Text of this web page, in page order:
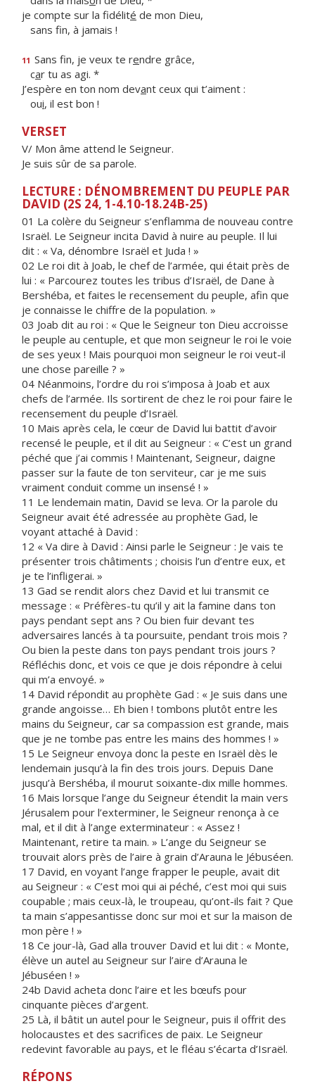
je compte sur la fidélité de mon Dieu,
sans fn, à jamais !
11 Sans fin, je veux te rendre grâce,
car tu as agi. *
J’espère en ton nom devant ceux qui t’aiment :
oui, il est bon !
VERSET
V/ Mon âme attend le Seigneur.
Je suis sûr de sa parole.
LECTURE : DÉNOMBREMENT DU PEUPLE PAR
DAVID (2S 24, 1-4.10-18.24B-25)
01 La colère du Seigneur s’enflamma de nouveau contre
Israël. Le Seigneur incita David à nuire au peuple. Il lui
dit : « Va, dénombre Israël et Juda ! »
02 Le roi dit à Joab, le chef de l’armée, qui était près de
lui : « Parcourez toutes les tribus d’Israël, de Dane à
Bershéba, et faites le recensement du peuple, afin que
je connaisse le chiffre de la population. »
03 Joab dit au roi : « Que le Seigneur ton Dieu accroisse
le peuple au centuple, et que mon seigneur le roi le voie
de ses yeux ! Mais pourquoi mon seigneur le roi veut-il
une chose pareille ? »
04 Néanmoins, l’ordre du roi s’imposa à Joab et aux
chefs de l’armée. Ils sortirent de chez le roi pour faire le
recensement du peuple d’Israël.
10 Mais après cela, le cœur de David lui battit d’avoir
recensé le peuple, et il dit au Seigneur : « C’est un grand
péché que j’ai commis ! Maintenant, Seigneur, daigne
passer sur la faute de ton serviteur, car je me suis
vraiment conduit comme un insensé ! »
11 Le lendemain matin, David se leva. Or la parole du
Seigneur avait été adressée au prophète Gad, le
voyant attaché à David :
12 « Va dire à David : Ainsi parle le Seigneur : Je vais te
présenter trois châtiments ; choisis l’un d’entre eux, et
je te l’infligerai. »
13 Gad se rendit alors chez David et lui transmit ce
message : « Préfères-tu qu’il y ait la famine dans ton
pays pendant sept ans ? Ou bien fuir devant tes
adversaires lancés à ta poursuite, pendant trois mois ?
Ou bien la peste dans ton pays pendant trois jours ?
Réfléchis donc, et vois ce que je dois répondre à celui
qui m’a envoyé. »
14 David répondit au prophète Gad : « Je suis dans une
grande angoisse… Eh bien ! tombons plutôt entre les
mains du Seigneur, car sa compassion est grande, mais
que je ne tombe pas entre les mains des hommes ! »
15 Le Seigneur envoya donc la peste en Israël dès le
lendemain jusqu’à la fin des trois jours. Depuis Dane
jusqu’à Bershéba, il mourut soixante-dix mille hommes.
16 Mais lorsque l’ange du Seigneur étendit la main vers
Jérusalem pour l’exterminer, le Seigneur renonça à ce
mal, et il dit à l’ange exterminateur : « Assez !
Maintenant, retire ta main. » L’ange du Seigneur se
trouvait alors près de l’aire à grain d’Arauna le Jébuséen.
17 David, en voyant l’ange frapper le peuple, avait dit
au Seigneur : « C’est moi qui ai péché, c’est moi qui suis
coupable ; mais ceux-là, le troupeau, qu’ont-ils fait ? Que
ta main s’appesantisse donc sur moi et sur la maison de
mon père ! »
18 Ce jour-là, Gad alla trouver David et lui dit : « Monte,
élève un autel au Seigneur sur l’aire d’Arauna le
Jébuséen ! »
24b David acheta donc l’aire et les bœufs pour
cinquante pièces d’argent.
25 Là, il bâtit un autel pour le Seigneur, puis il offrit des
holocaustes et des sacrifices de paix. Le Seigneur
redevint favorable au pays, et le fléau s’écarta d’Israël.
RÉPONS